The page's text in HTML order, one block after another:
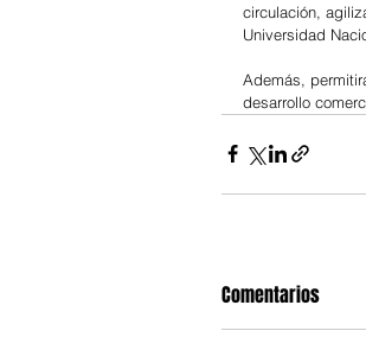
circulación,
Universidad
Además,
desarrollo
Comentarios